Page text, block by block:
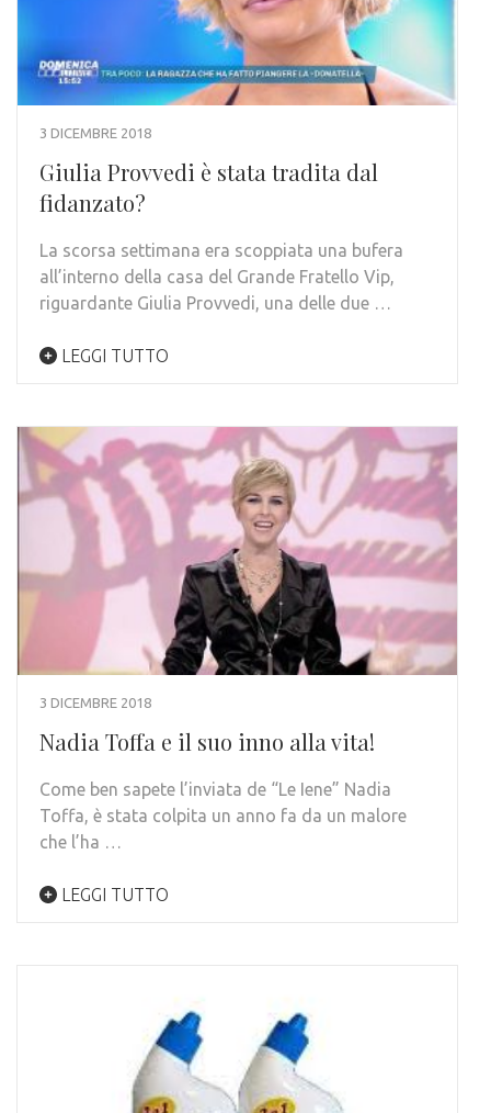
3 DICEMBRE 2018
Giulia Provvedi è stata tradita dal
fidanzato?
La scorsa settimana era scoppiata una bufera
all’interno della casa del Grande Fratello Vip,
riguardante Giulia Provvedi, una delle due …
LEGGI TUTTO
3 DICEMBRE 2018
Nadia Toffa e il suo inno alla vita!
Come ben sapete l’inviata de “Le Iene” Nadia
Toffa, è stata colpita un anno fa da un malore
che l’ha …
LEGGI TUTTO